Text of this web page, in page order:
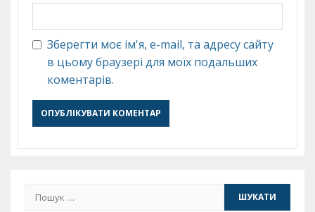
Зберегти моє ім'я, e-mail, та адресу сайту
в цьому браузері для моїх подальших
коментарів.
Пошук: